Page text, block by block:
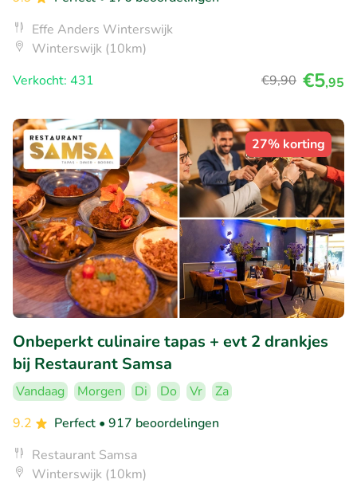
Effe Anders Winterswijk
Winterswijk (10km)
Verkocht: 431
€9,90 €5,95
27% korting
Onbeperkt culinaire tapas + evt 2 drankjes
bij Restaurant Samsa
Vandaag Morgen Di Do Vr
Za
9.2
Perfect • 917 beoordelingen
Restaurant Samsa
Winterswijk (10km)